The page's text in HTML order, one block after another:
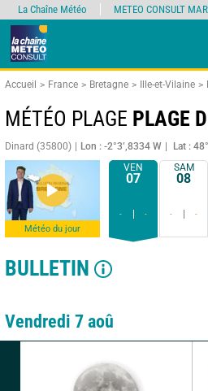
Accueil France Bretagne Ille-et-Vilaine
MÉTÉO PLAGE PLAGE
Dinard (35800) Lon : -2°3’,8334 W Lat :
Météo du jour
VEN
07
- -
SAM
08
- -
BULLETIN
Vendredi 7 aoû
La Chaîne Météo METEO CONSULT